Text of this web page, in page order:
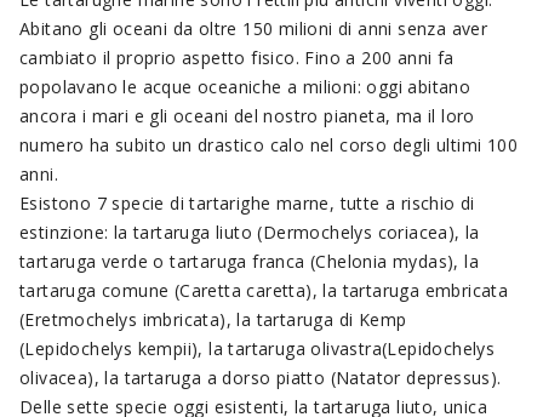
Abitano gli oceani da oltre 150 milioni di anni senza aver
cambiato il proprio aspetto fisico. Fino a 200 anni fa
popolavano le acque oceaniche a milioni: oggi abitano
ancora i mari e gli oceani del nostro pianeta, ma il loro
numero ha subito un drastico calo nel corso degli ultimi 100
anni.
Esistono 7 specie di tartarighe marne, tutte a rischio di
estinzione: la tartaruga liuto (Dermochelys coriacea), la
tartaruga verde o tartaruga franca (Chelonia mydas), la
tartaruga comune (Caretta caretta), la tartaruga embricata
(Eretmochelys imbricata), la tartaruga di Kemp
(Lepidochelys kempii), la tartaruga olivastra(Lepidochelys
olivacea), la tartaruga a dorso piatto (Natator depressus).
Delle sette specie oggi esistenti, la tartaruga liuto, unica